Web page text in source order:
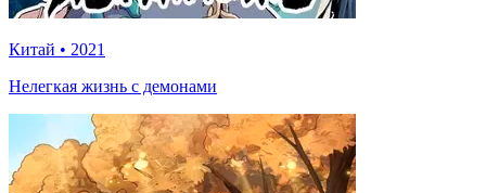
Китай • 2021
Нелегкая жизнь с демонами